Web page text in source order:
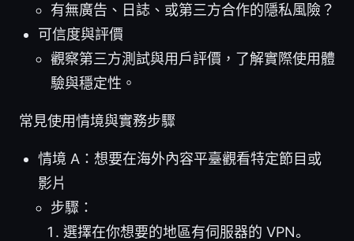
有無廣告、日誌、或第三方合作的隱私風險？
可信度與評價
觀察第三方測試與用戶評價，了解實際使用體
驗與穩定性。
常見使用情境與實務步驟
情境 A：想要在海外內容平臺觀看特定節目或
影片
步驟：
選擇在你想要的地區有伺服器的 VPN。